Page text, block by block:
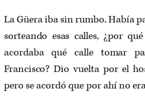
La Güera iba sin rumbo. Había
sorteando esas calles, ¿por
acordaba qué calle tomar
Francisco? Dio vuelta por el
pero se acordó que por ahí no